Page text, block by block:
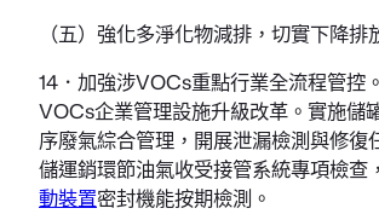
（五）強化多淨化物減排，切實下降排
14．加強涉VOCs重點行業全流程管控
VOCs企業管理設施升級改革。實施儲
序廢氣綜合管理，開展泄漏檢測與修復
儲運銷環節油氣收受接管系統專項檢查
動裝置密封機能按期檢測。